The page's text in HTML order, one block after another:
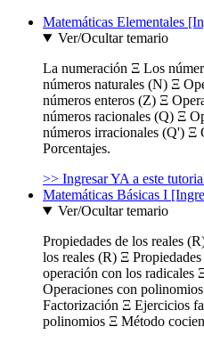
Matemáticas Elementales
Ver/Ocultar temario
La numeración Ξ Los
números naturales (N) Ξ
números enteros (Z) Ξ
números racionales (Q) Ξ
números irracionales (Q') Ξ
Porcentajes.
>> Ingresar YA a este
Matemáticas Básicas I
Ver/Ocultar temario
Propiedades de los reales
los reales (R) Ξ
operación con los radicales
Operaciones con
Factorización Ξ Ejercicios
polinomios Ξ Método